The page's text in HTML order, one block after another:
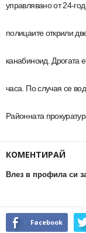
управлявано от 24-
полицаите открили
канабиноид. Дрогата
часа. По случая се
Районната
КОМЕНТИРАЙ
Влез в профила си
Facebook